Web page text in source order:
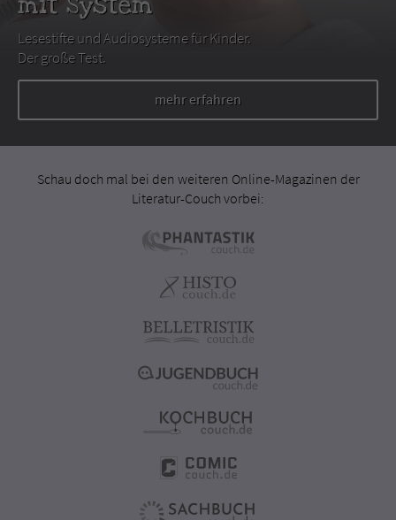
Lesestifte und Audiosysteme für Kinder.
Der große Test.
mehr erfahren
Schau doch mal bei den weiteren Online-Magazinen der
Literatur-Couch vorbei: